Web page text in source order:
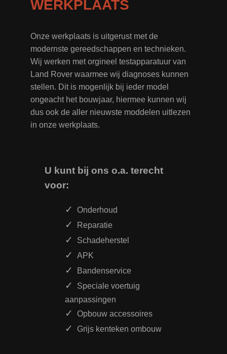
WERKPLAATS
Onze werkplaats is uitgerust met de
modernste gereedschappen en technieken.
Wij werken met orgineel testapparatuur van
Land Rover waarmee wij diagnoses kunnen
stellen. Dit is mogenlijk bij ieder model
ongeacht het bouwjaar, hiermee kunnen wij
dus ook de aller nieuwste moddelen uitlezen
in onze werkplaats.
U kunt bij ons o.a. terecht
voor:
Onderhoud
Reparatie
Schadeherstel
APK
Bandenservice
Speciale voertuig
aanpassingen
Opbouw accessoires
Grijs kenteken ombouw